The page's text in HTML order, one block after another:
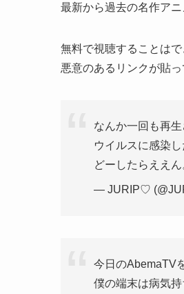
最新から過去の名作ア
無料で視聴することは
悪意のあるリンクが貼
なんか一回も再
ウイルスに感染
どーしたらええ
— JURIP♡
今日のAbemaTV
僕の端末は病気持